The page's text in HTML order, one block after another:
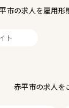
市の求人を雇用形
ト
赤平市の求人を